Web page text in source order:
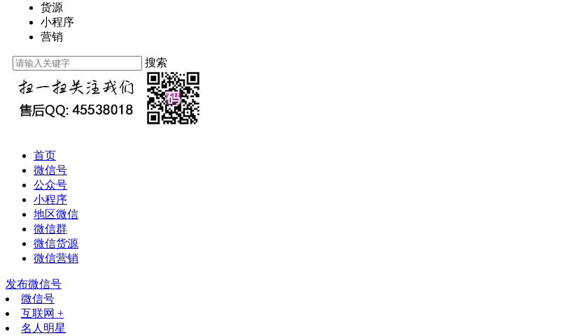
货源
小程序
营销
搜索
首页
微信号
公众号
小程序
地区微信
微信群
微信货源
微信营销
发布微信号
微信号
互联网 +
名人明星